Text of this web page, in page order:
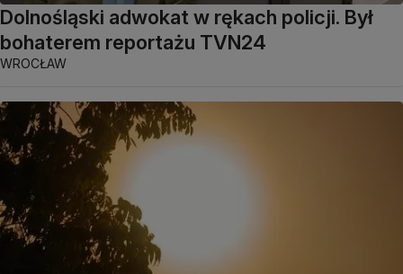
Dolnośląski adwokat w rękach policji. Był
bohaterem reportażu TVN24
WROCŁAW